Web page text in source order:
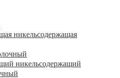
никельсодержащая
никельсодержащий